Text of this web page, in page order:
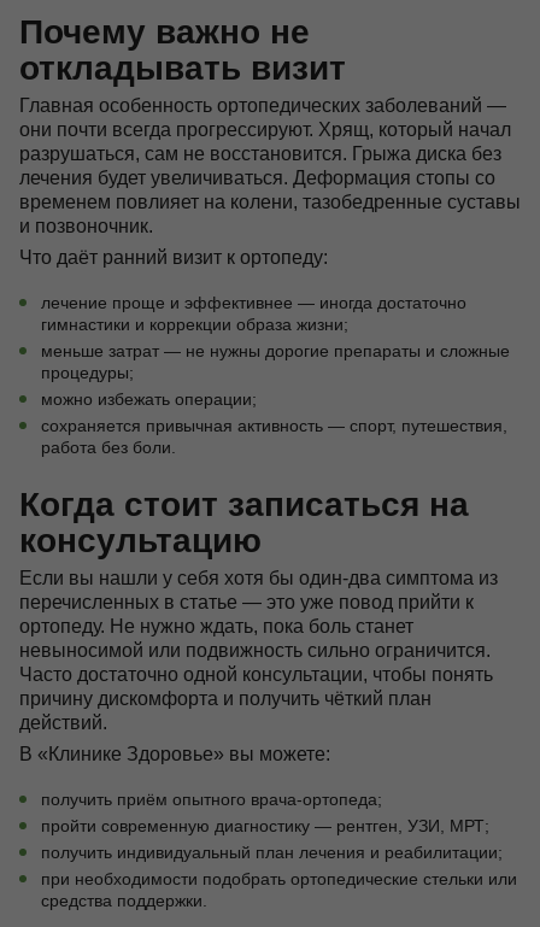
Почему важно не
откладывать визит
Главная особенность ортопедических заболеваний —
они почти всегда прогрессируют. Хрящ, который начал
разрушаться, сам не восстановится. Грыжа диска без
лечения будет увеличиваться. Деформация стопы со
временем повлияет на колени, тазобедренные суставы
и позвоночник.
Что даёт ранний визит к ортопеду:
лечение проще и эффективнее — иногда достаточно
гимнастики и коррекции образа жизни;
меньше затрат — не нужны дорогие препараты и сложные
процедуры;
можно избежать операции;
сохраняется привычная активность — спорт, путешествия,
работа без боли.
Когда стоит записаться на
консультацию
Если вы нашли у себя хотя бы один-два симптома из
перечисленных в статье — это уже повод прийти к
ортопеду. Не нужно ждать, пока боль станет
невыносимой или подвижность сильно ограничится.
Часто достаточно одной консультации, чтобы понять
причину дискомфорта и получить чёткий план
действий.
В «Клинике Здоровье» вы можете:
получить приём опытного врача-ортопеда;
пройти современную диагностику — рентген, УЗИ, МРТ;
получить индивидуальный план лечения и реабилитации;
при необходимости подобрать ортопедические стельки или
средства поддержки.